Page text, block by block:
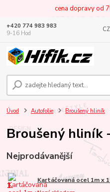
cena dopravy od
+420 774 983 983
9-16 Hod
Úvod Autofolie Broušený hliník
Broušený hliník
Nejprodávanější
1. Kartáčovaná ocel 1m x